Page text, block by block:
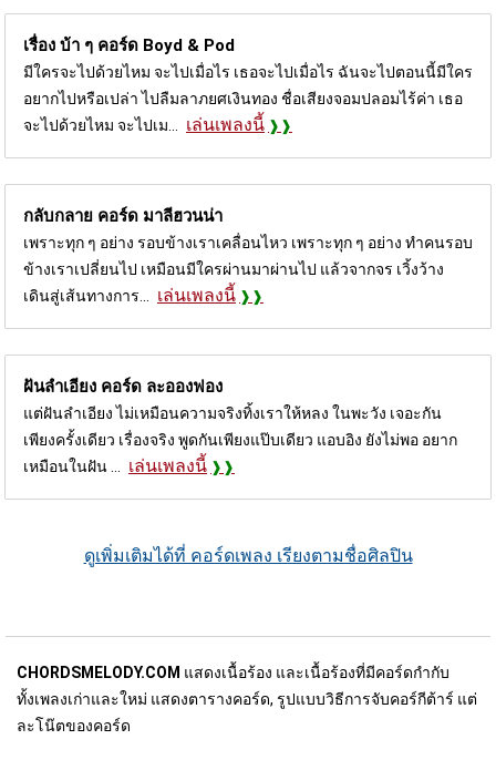
เรื่อง บ้า ๆ คอร์ด Boyd & Pod
มีใครจะไปด้วยไหม จะไปเมื่อไร เธอจะไปเมื่อไร ฉันจะไปตอนนี้มีใคร
อยากไปหรือเปล่า ไปลืมลาภยศเงินทอง ชื่อเสียงจอมปลอมไร้ค่า เธอ
จะไปด้วยไหม จะไปเม...
เล่นเพลงนี้
กลับกลาย คอร์ด มาลีฮวนน่า
เพราะทุก ๆ อย่าง รอบข้างเราเคลื่อนไหว เพราะทุก ๆ อย่าง ทำคนรอบ
ข้างเราเปลี่ยนไป เหมือนมีใครผ่านมาผ่านไป แล้วจากจร เวิ้งว้าง
เดินสู่เส้นทางการ...
เล่นเพลงนี้
ฝันลำเอียง คอร์ด ละอองฟอง
แต่ฝันลำเอียง ไม่เหมือนความจริงทิ้งเราให้หลง ในพะวัง เจอะกัน
เพียงครั้งเดียว เรื่องจริง พูดกันเพียงแป๊บเดียว แอบอิง ยังไม่พอ อยาก
เหมือนในฝัน ...
เล่นเพลงนี้
ดูเพิ่มเติมได้ที่ คอร์ดเพลง เรียงตามชื่อศิลปิน
CHORDSMELODY.COM แสดงเนื้อร้อง และเนื้อร้องที่มีคอร์ดกำกับ
ทั้งเพลงเก่าและใหม่ แสดงตารางคอร์ด, รูปแบบวิธีการจับคอร์กีต้าร์ แต่
ละโน๊ตของคอร์ด